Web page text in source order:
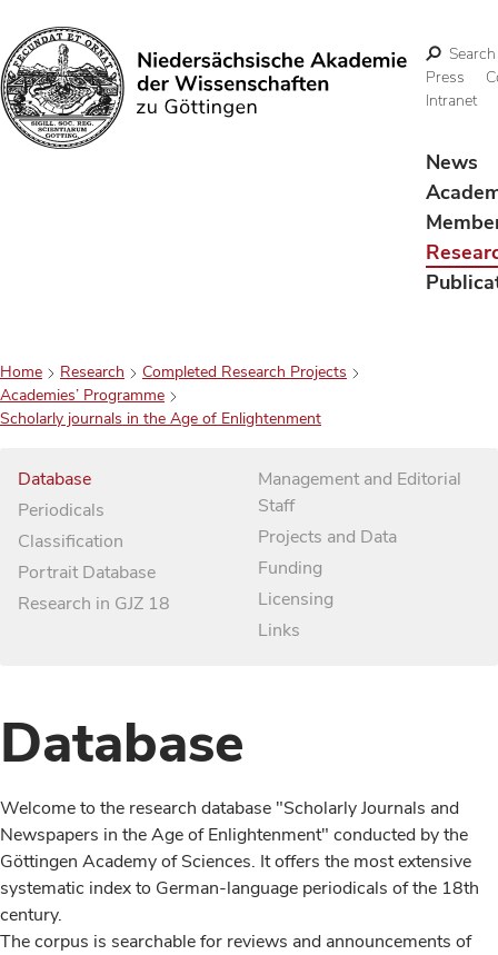
Search
Search
Press
Intranet
News
Home Research
Completed Research Projects
Academies’ Programme
Scholarly journals in the Age of Enlightenment
Database
Periodicals
Classification
Portrait Database
Research in GJZ 18
Management and Editorial
Staff
Projects and Data
Funding
Licensing
Links
Database
Welcome to the research database "Scholarly Journals and
Newspapers in the Age of Enlightenment" conducted by the
Göttingen Academy of Sciences. It offers the most extensive
systematic index to German-language periodicals of the 18th
century.
The corpus is searchable for reviews and announcements of